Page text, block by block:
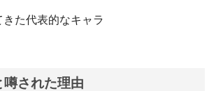
た代表的なキャラ
された理由